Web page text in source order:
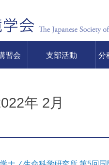
習会 支部活動 分
年 2月